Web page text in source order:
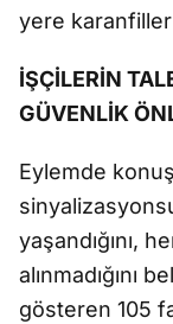
yere karanfiller
İŞÇİLERİN
GÜVENLİK
Eylemde
yaşandığını,
alınmadığını
gösteren 105